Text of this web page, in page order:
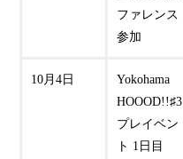
ファレンス
参加
10月4日
Yokohama
HOOOD!!♯3
プレイベン
ト 1日目